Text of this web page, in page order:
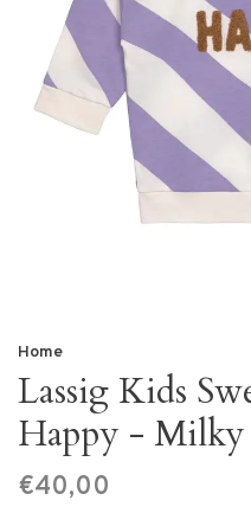
Home
Lassig Kids
Happy -
€40,00